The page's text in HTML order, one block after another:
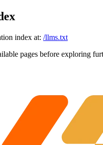
index at: /llms.txt
pages before exploring